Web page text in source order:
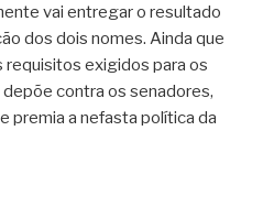
vai entregar o resultado
dos dois nomes. Ainda que
requisitos exigidos para os
contra os senadores,
premia a nefasta política da